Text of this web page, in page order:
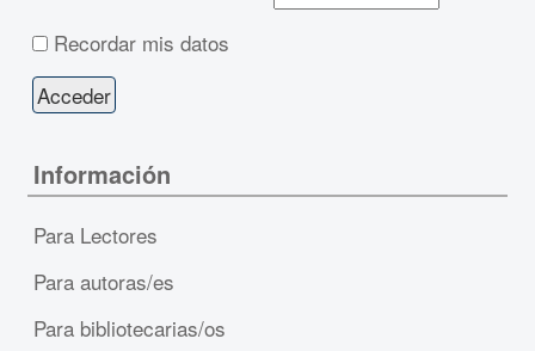
Recordar mis datos
Información
Para Lectores
Para autoras/es
Para bibliotecarias/os